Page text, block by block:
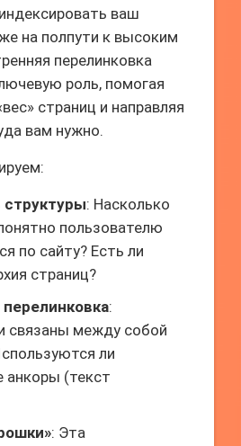
ваш
на полпути к высоким
перелинковка
роль, помогая
страниц и направляя
вам нужно.
: Насколько
пользователю
по сайту? Есть ли
страниц?
:
связаны между собой
ли
анкоры (текст
: Эта